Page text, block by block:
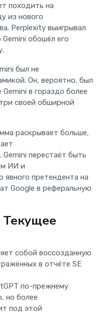
походить на
из нового
Perplexity выигрывал
обошёл его
был не
Он, вероятно, был
в гораздо более
своей обширной
раскрывает больше,
перестаёт быть
ИИ и
явного претендента на
Google в реферальную
Текущее
собой воссозданную
в отчёте SE
по-прежнему
но более
под этой